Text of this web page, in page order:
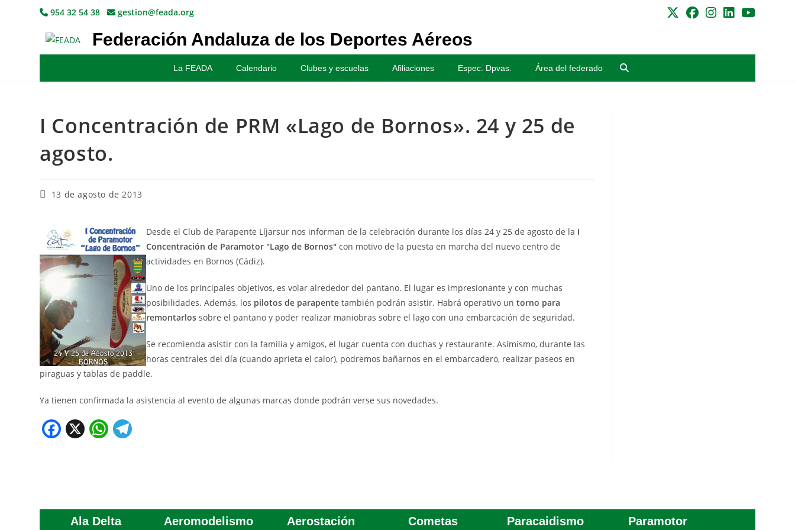
954 32 54 38 gestion@feada.org
Federación Andaluza de los Deportes Aéreos
La FEADA Calendario Clubes y escuelas Afiliaciones Espec. Dpvas. Área del federado
I Concentración de PRM «Lago de Bornos». 24 y 25 de
agosto.
13 de agosto de 2013
Desde el Club de Parapente Líjarsur nos informan de la celebración durante los días 24 y 25 de agosto de la I
Concentración de Paramotor "Lago de Bornos" con motivo de la puesta en marcha del nuevo centro de
actividades en Bornos (Cádiz).
Uno de los principales objetivos, es volar alrededor del pantano. El lugar es impresionante y con muchas
posibilidades. Además, los pilotos de parapente también podrán asistir. Habrá operativo untorno para
remontarlos sobre el pantano y poder realizar maniobras sobre el lago con una embarcación de seguridad.
Se recomienda asistir con la familia y amigos, el lugar cuenta con duchas y restaurante. Asimismo, durante las
horas centrales del día (cuando aprieta el calor), podremos bañarnos en el embarcadero, realizar paseos en
piraguas y tablas de paddle.
Ya tienen confirmada la asistencia al evento de algunas marcas donde podrán verse sus novedades.
F
b
o
X W
A
p
a
Ala Delta Aeromodelismo Aerostación Cometas Paracaidismo Paramotor